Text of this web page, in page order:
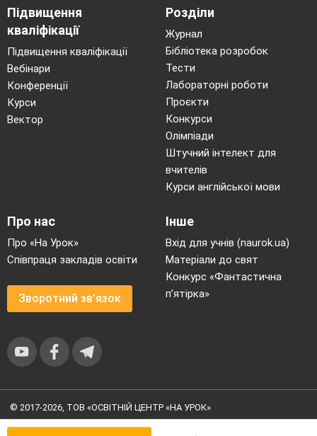
Дуже, дуже він був ловкий,
Упіймав ведмедя, вовка,
Зайчика, а ще – лисичку,
Хоч і сам він невеличкий.
Допоміг і бабі, й діду
Пережити їхні біди.
(«Солом’яний
бичок»)
ІІ. Конкурс « Виправ помилки у казці».
гарненьких маленьких кошенят.
Одного разу зібралась вона до лісу і
говорить своїм пухнастим діточкам:
Кошенята мої, піду-но я на
пильні!».
ІІІ. Конкурс
Скільки козенят було у казці «Вовк та
козенята»? (7)
Підвищення
кваліфікації
Підвищення кваліфікації
Вебінари
Конференції
Курси
Вектор
Розділи
Журнал
Бібліотека розробок
Тести
Лабораторні роботи
Проєкти
Конкурси
Олімпіади
Штучний інтелект для
вчителів
Курси англійської мови
Про нас
Про «На Урок»
Співпраця закладів освіти
Зворотний зв'язок
Інше
Вхід для учнів (naurok.ua)
Матеріали до свят
Конкурс «Фантастична
п’ятірка»
© 2017-2026, ТОВ «ОСВІТНІЙ ЦЕНТР «НА УРОК»